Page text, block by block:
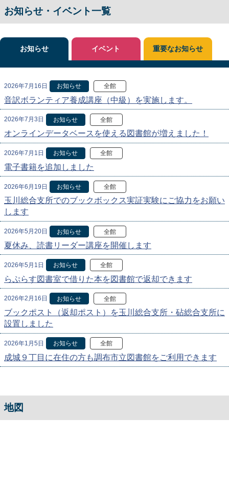
お知らせ・イベント一覧
お知らせ
2026年7月16日 お知らせ 全館
音訳ボランティア養成講座（中級）を実施します。
2026年7月3日 お知らせ 全館
オンラインデータベースを使える図書館が増えました！
2026年7月1日 お知らせ 全館
電子書籍を追加しました
2026年6月19日 お知らせ 全館
玉川総合支所でのブックボックス実証実験にご協力をお願い
します
2026年5月20日 お知らせ 全館
夏休み、読書リーダー講座を開催します
2026年5月1日 お知らせ 全館
らぷらす図書室で借りた本を図書館で返却できます
2026年2月16日 お知らせ 全館
ブックポスト（返却ポスト）を玉川総合支所・砧総合支所に
設置しました
2026年1月5日 お知らせ 全館
成城９丁目に在住の方も調布市立図書館をご利用できます
イベント 重要なお知らせ
地図